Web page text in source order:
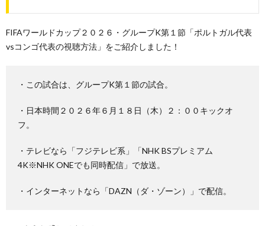
FIFAワールドカップ２０２６・グループK第１節「ポルトガル代表
vsコンゴ代表の視聴方法」をご紹介しました！
・この試合は、グループK第１節の試合。
・日本時間２０２６年６月１８日（木）２：００キックオ
フ。
・テレビなら「フジテレビ系」「NHK BSプレミアム
4K※NHK ONEでも同時配信」で放送。
・インターネットなら「DAZN（ダ・ゾーン）」で配信。